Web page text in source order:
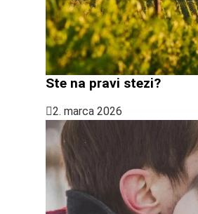
Ste na pravi stezi?
2. marca 2026